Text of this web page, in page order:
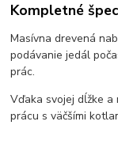
Kompletné
Masívna drevená
podávanie jedál
prác.
Vďaka svojej dĺžke
prácu s väčšími